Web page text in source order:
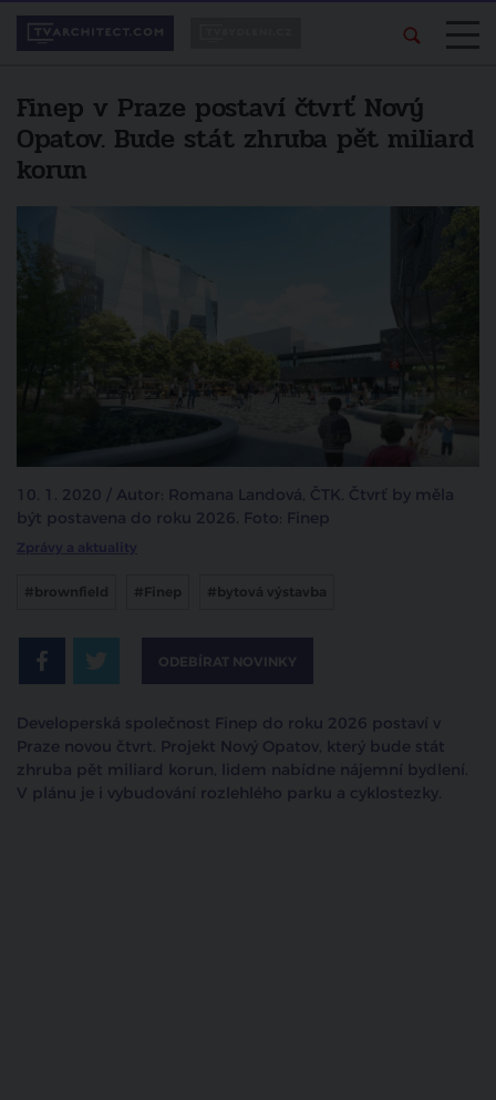
Finep v Praze postaví čtvrť Nový
Opatov. Bude stát zhruba pět miliard
korun
10. 1. 2020 / Autor: Romana Landová, ČTK. Čtvrť by měla
být postavena do roku 2026. Foto: Finep
Zprávy a aktuality
#brownfield #Finep #bytová výstavba
ODEBÍRAT NOVINKY
Developerská společnost Finep do roku 2026 postaví v
Praze novou čtvrt. Projekt Nový Opatov, který bude stát
zhruba pět miliard korun, lidem nabídne nájemní bydlení.
V plánu je i vybudování rozlehlého parku a cyklostezky.